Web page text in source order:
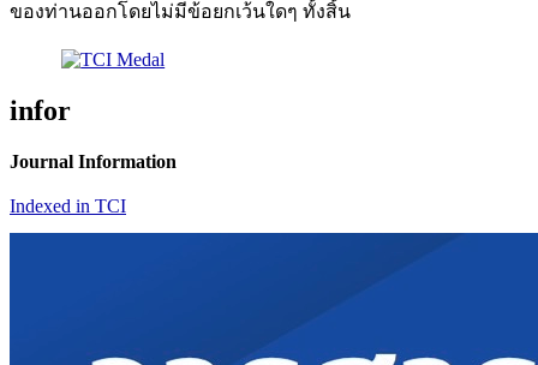
ของท่านออกโดยไม่มีข้อยกเว้นใดๆ ทั้งสิ้น
infor
Journal Information
Indexed in TCI